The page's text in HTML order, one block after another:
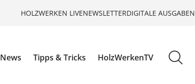
HOLZWERKEN LIVENEWSLETTERDIGITALE AUSGABEN
News Tipps & Tricks HolzWerkenTV